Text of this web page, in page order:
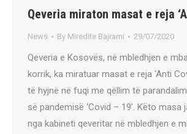
Qeveria miraton masat e reja
News By Miredite Bajrami 29/07/2020
Qeveria e Kosovës, në mbledhjen e
korrik, ka miratuar masat e reja ‘Anti
të hyjnë në fuqi me qëllim të
së pandemisë ‘Covid – 19’. Këto masa
nga kabineti qeveritar në mbledhjen e